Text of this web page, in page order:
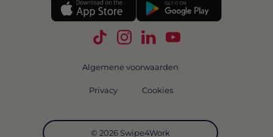
Volg Swipe4Work op TikTok
Volg Swipe4Work op
Volg Swipe4Work op
Volg Swipe4Work
© 2026 Swipe4Work
Algemene voorwaarden
Privacy Cookies